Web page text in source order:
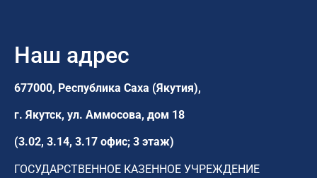
Наш адрес
677000, Республика Саха (Якутия),
г. Якутск, ул. Аммосова, дом 18
(3.02, 3.14, 3.17 офис; 3 этаж)
ГОСУДАРСТВЕННОЕ КАЗЕННОЕ УЧРЕЖДЕНИЕ